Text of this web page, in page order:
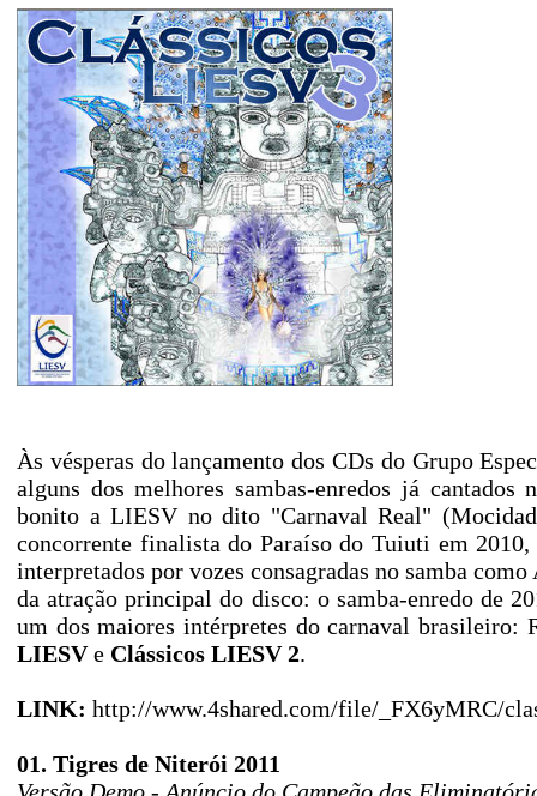
Às vésperas do lançamento dos CDs do Grupo
alguns dos melhores sambas-enredos já
bonito a LIESV no dito "Carnaval Real"
concorrente finalista do Paraíso do Tuiuti em
interpretados por vozes consagradas no samba
da atração principal do disco: o samba-enredo de
um dos maiores intérpretes do carnaval brasileiro:
LIESVe Clássicos LIESV 2.
LINK: http://www.4shared.com/file/_FX6yMRC/
01. Tigres de Niterói 2011